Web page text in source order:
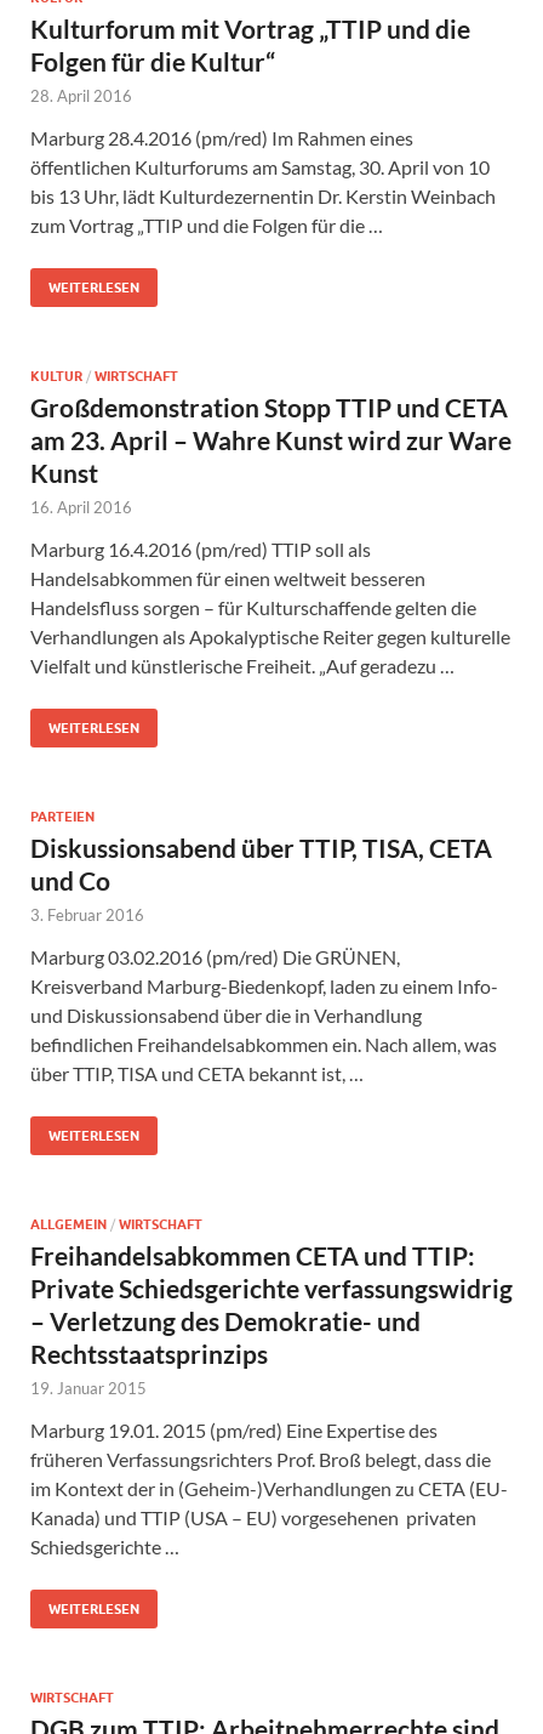
Kulturforum mit Vortrag „TTIP und die
Folgen für die Kultur“
28. April 2016
Marburg 28.4.2016 (pm/red) Im Rahmen eines
öffentlichen Kulturforums am Samstag, 30. April von 10
bis 13 Uhr, lädt Kulturdezernentin Dr. Kerstin Weinbach
zum Vortrag „TTIP und die Folgen für die …
WEITERLESEN
KULTUR / WIRTSCHAFT
Großdemonstration Stopp TTIP und CETA
am 23. April – Wahre Kunst wird zur Ware
Kunst
16. April 2016
Marburg 16.4.2016 (pm/red) TTIP soll als
Handelsabkommen für einen weltweit besseren
Handelsfluss sorgen – für Kulturschaffende gelten die
Verhandlungen als Apokalyptische Reiter gegen kulturelle
Vielfalt und künstlerische Freiheit. „Auf geradezu …
WEITERLESEN
PARTEIEN
Diskussionsabend über TTIP, TISA, CETA
und Co
3. Februar 2016
Marburg 03.02.2016 (pm/red) Die GRÜNEN,
Kreisverband Marburg-Biedenkopf, laden zu einem Info-
und Diskussionsabend über die in Verhandlung
befindlichen Freihandelsabkommen ein. Nach allem, was
über TTIP, TISA und CETA bekannt ist, …
WEITERLESEN
ALLGEMEIN / WIRTSCHAFT
Freihandelsabkommen CETA und TTIP:
Private Schiedsgerichte verfassungswidrig
– Verletzung des Demokratie- und
Rechtsstaatsprinzips
19. Januar 2015
Marburg 19.01. 2015 (pm/red) Eine Expertise des
früheren Verfassungsrichters Prof. Broß belegt, dass die
im Kontext der in (Geheim-)Verhandlungen zu CETA (EU-
Kanada) und TTIP (USA – EU) vorgesehenen privaten
Schiedsgerichte …
WEITERLESEN
WIRTSCHAFT